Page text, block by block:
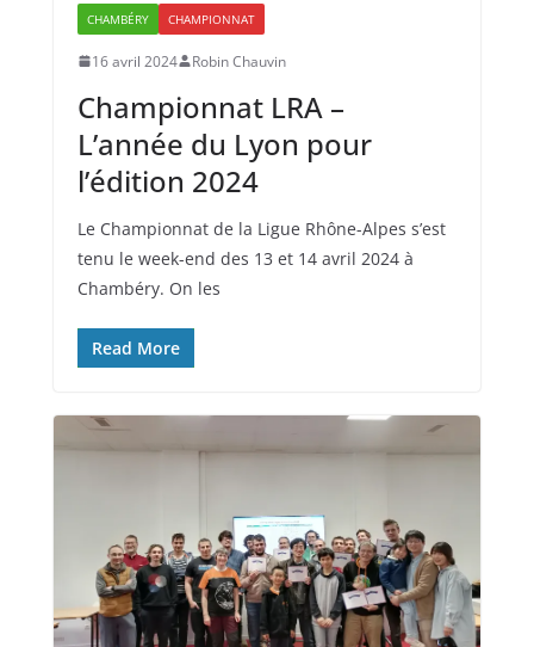
CHAMBÉRY CHAMPIONNAT
16 avril 2024 Robin Chauvin
Championnat LRA –
L’année du Lyon pour
l’édition 2024
Le Championnat de la Ligue Rhône-Alpes s’est
tenu le week-end des 13 et 14 avril 2024 à
Chambéry. On les
Read More